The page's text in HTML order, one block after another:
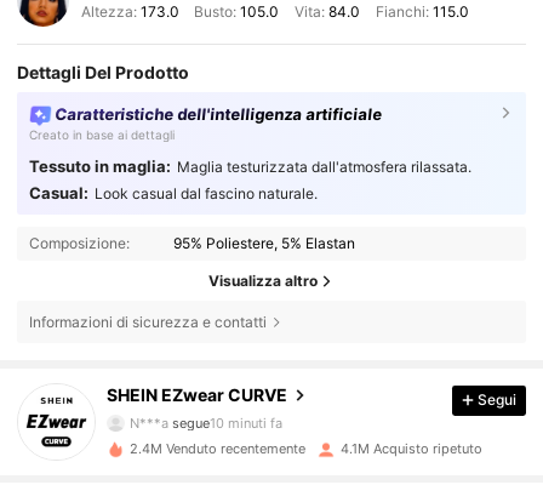
Altezza: 173.0 Busto:105.0 Vita: 84.0 Fianchi: 115.0
Dettagli Del Prodotto
Caratteristiche dell'intelligenza artificiale
Creato in base ai dettagli
Tessuto in maglia: Maglia testurizzata dall'atmosfera rilassata.
Casual: Look casual dal fascino naturale.
Composizione: 95% Poliestere, 5% Elastan
Visualizza altro
Informazioni di sicurezza e contatti
SHEIN EZwear CURVE
4.84
N***a segue10 minuti fa
397K Follower
Segui
2.4M Venduto recentemente 4.1M Acquisto ripetuto